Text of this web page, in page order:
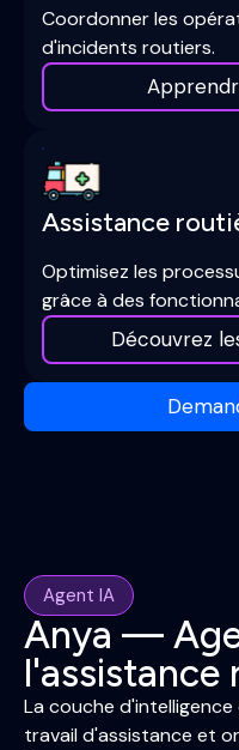
Coordonner les
d'incidents routiers.
Assistance
Optimisez les
grâce à des
Découvrez
Agent IA
Anya —
l'assistance
La couche
travail d'assistance et